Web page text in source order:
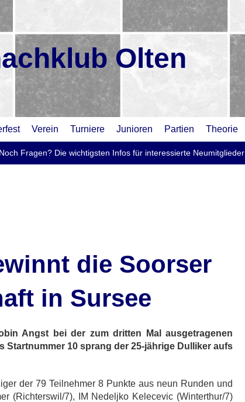
Olten
Verein Turniere Junioren Partien Theorie
Noch Fragen? Die wichtigsten Infos für interessierte Neumitglieder
die Soorser
in Sursee
Angst bei der zum dritten Mal ausgetragenen
Startnummer 10 sprang der 25-jährige Dulliker aufs
der 79 Teilnehmer 8 Punkte aus neun Runden und
(Richterswil/7), IM Nedeljko Kelecevic (Winterthur/7)